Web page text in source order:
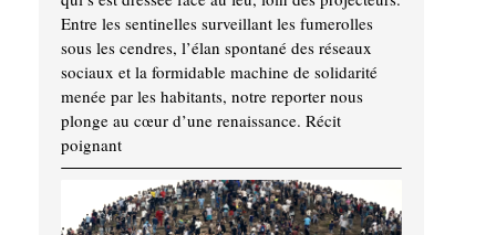
Entre les sentinelles surveillant les fumerolles
sous les cendres, l’élan spontané des réseaux
sociaux et la formidable machine de solidarité
menée par les habitants, notre reporter nous
plonge au cœur d’une renaissance. Récit
poignant